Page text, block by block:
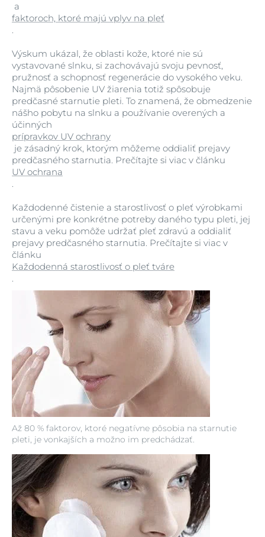
Až 80 % faktorov, ktoré negatívne pôsobia na starnutie
pleti, je vonkajších a možno im predchádzať.
a
faktoroch, ktoré majú vplyv na pleť
.
Výskum ukázal, že oblasti kože, ktoré nie sú
vystavované slnku, si zachovávajú svoju pevnosť,
pružnosť a schopnosť regenerácie do vysokého veku.
Najmä pôsobenie UV žiarenia totiž spôsobuje
predčasné starnutie pleti. To znamená, že obmedzenie
nášho pobytu na slnku a používanie overených a
účinných
prípravkov UV ochrany
je zásadný krok, ktorým môžeme oddialiť prejavy
predčasného starnutia. Prečítajte si viac v článku
UV ochrana
.
Každodenné čistenie a starostlivosť o pleť výrobkami
určenými pre konkrétne potreby daného typu pleti, jej
stavu a veku pomôže udržať pleť zdravú a oddialiť
prejavy predčasného starnutia. Prečítajte si viac v
článku
Každodenná starostlivosť o pleť tváre
.